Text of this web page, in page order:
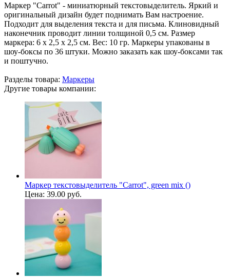
Маркер "Carrot" - миниатюрный текстовыделитель. Яркий и
оригинальный дизайн будет поднимать Вам настроение.
Подходит для выделения текста и для письма. Клиновидный
наконечник проводит линии толщиной 0,5 см. Размер
маркера: 6 х 2,5 х 2,5 см. Вес: 10 гр. Маркеры упакованы в
шоу-боксы по 36 штуки. Можно заказать как шоу-боксами так
и поштучно.
Разделы товара: Маркеры
Другие товары компании:
Маркер текстовыделитель "Carrot", green mix ()
Цена: 39.00 руб.